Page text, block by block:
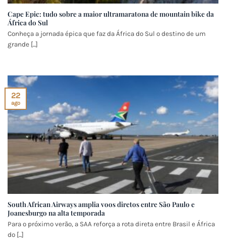
Cape Epic: tudo sobre a maior ultramaratona de mountain bike da
África do Sul
Conheça a jornada épica que faz da África do Sul o destino de um
grande [...]
South African Airways amplia voos diretos entre São Paulo e
Joanesburgo na alta temporada
Para o próximo verão, a SAA reforça a rota direta entre Brasil e África
do [...]
22
ago